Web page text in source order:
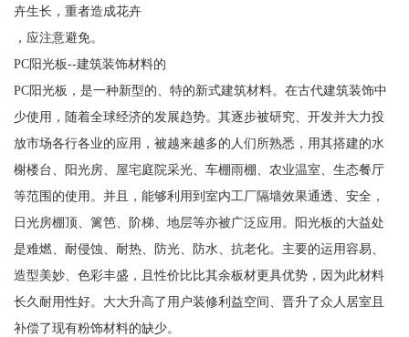
卉生长，重者造成花卉
，应注意避免。
PC阳光板--建筑装饰材料的
PC阳光板，是一种新型的、特的新式建筑材料。在古代建筑装饰中
少使用，随着全球经济的发展趋势。其逐步被研究、开发并大力投
放市场各行各业的应用，被越来越多的人们所熟悉，用其搭建的水
榭楼台、阳光房、屋宅庭院采光、车棚雨棚、农业温室、生态餐厅
等范围的使用。并且，能够利用到室内工厂隔墙效果通透、安全，
日光房棚顶、篱笆、阶梯、地层等亦被广泛应用。阳光板的大益处
是难燃、耐侵蚀、耐热、防光、防水、抗老化。主要的运用容易、
造型美妙、色彩丰盛，且性价比比其余板材更具优势，因为此材料
长久耐用性好。大大升高了用户装修利益空间、晋升了众人居室且
补偿了现有粉饰材料的缺少。